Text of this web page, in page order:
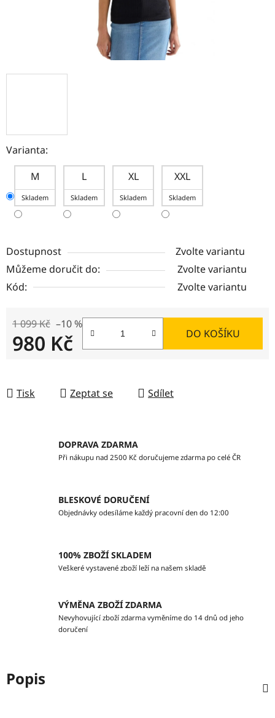
Varianta:
M
Skladem
L
Skladem
XL
Skladem
XXL
Skladem
Dostupnost
Zvolte variantu
Můžeme doručit do:
Zvolte variantu
Kód:
Zvolte variantu
1 099 Kč –10 %
980 Kč DO KOŠÍKU
Tisk Zeptat se Sdílet
DOPRAVA ZDARMA
Při nákupu nad 2500 Kč doručujeme zdarma po celé ČR
BLESKOVÉ DORUČENÍ
Objednávky odesíláme každý pracovní den do 12:00
100% ZBOŽÍ SKLADEM
Veškeré vystavené zboží leží na našem skladě
VÝMĚNA ZBOŽÍ ZDARMA
Nevyhovující zboží zdarma vyměníme do 14 dnů od jeho
doručení
Popis